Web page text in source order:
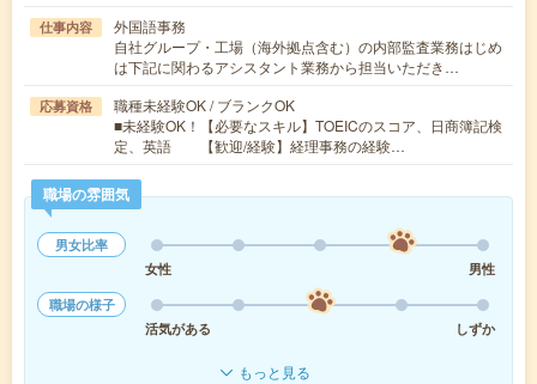
仕事内容
外国語事務
自社グループ・工場（海外拠点含む）の内部監査業務はじめ
は下記に関わるアシスタント業務から担当いただき…
応募資格
職種未経験OK / ブランクOK
■未経験OK！【必要なスキル】TOEICのスコア、日商簿記検
定、英語 【歓迎/経験】経理事務の経験…
職場の雰囲気
男女比率
女性
男性
職場の様子
活気がある
しずか
もっと見る